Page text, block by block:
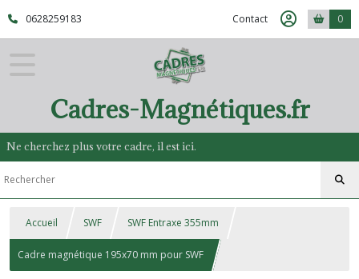
0628259183 Contact 0
Cadres-Magnétiques.fr
Ne cherchez plus votre cadre, il est ici.
Accueil SWF SWF Entraxe 355mm
Cadre magnétique 195x70 mm pour SWF